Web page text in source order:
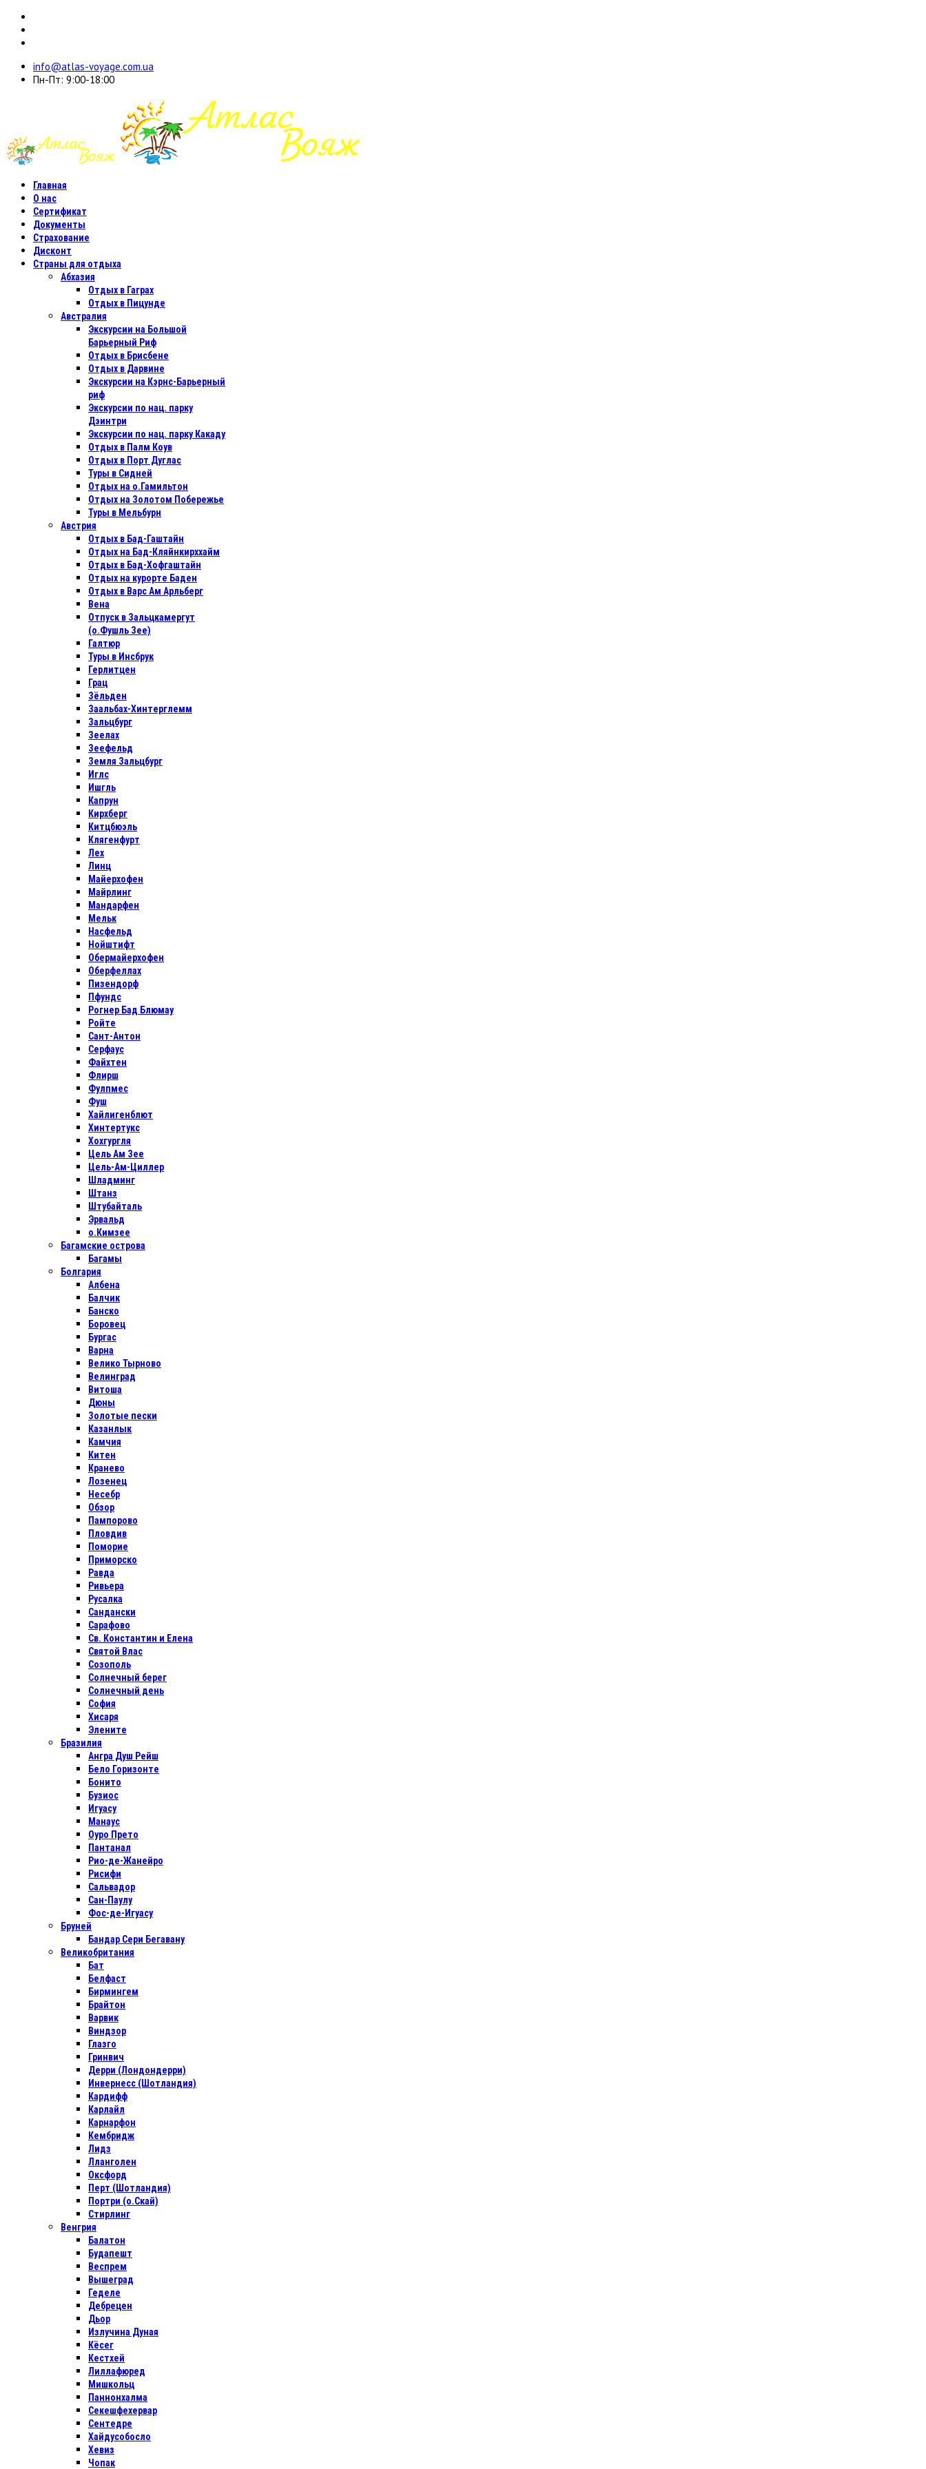
info@atlas-voyage.com.ua
Пн-Пт: 9:00-18:00
Главная
О нас
Сертификат
Документы
Страхование
Дисконт
Страны для отдыха
Абхазия
Отдых в Гаграх
Отдых в Пицунде
Австралия
Экскурсии на Большой
Барьерный Риф
Отдых в Бриcбене
Отдых в Дарвине
Экскурсии на Кэрнс-Барьерный
риф
Экскурсии по нац. парку
Дэинтри
Экскурсии по нац. парку Какаду
Отдых в Палм Коув
Отдых в Порт Дуглас
Туры в Сидней
Отдых на о.Гамильтон
Отдых на Золотом Побережье
Туры в Мельбурн
Австрия
Отдых в Бад-Гаштайн
Отдых на Бад-Кляйнкирххайм
Отдых в Бад-Хофгаштайн
Отдых на курорте Баден
Отдых в Варс Ам Арльберг
Вена
Отпуск в Зальцкамергут
(о.Фушль Зее)
Галтюр
Туры в Инсбрук
Герлитцен
Грац
Зёльден
Заальбах-Хинтерглемм
Зальцбург
Зеелах
Зеефельд
Земля Зальцбург
Иглс
Ишгль
Капрун
Кирхберг
Китцбюэль
Клягенфурт
Лех
Линц
Майерхофен
Майрлинг
Мандарфен
Мельк
Насфельд
Нойштифт
Обермайерхофен
Оберфеллах
Пизендорф
Пфундс
Рогнер Бад Блюмау
Ройте
Сант-Антон
Серфаус
Файхтен
Флирш
Фулпмес
Фуш
Хайлигенблют
Хинтертукс
Хохгургля
Цель Ам Зее
Цель-Ам-Циллер
Шладминг
Штанз
Штубайталь
Эрвальд
о.Кимзее
Багамские острова
Багамы
Болгария
Албена
Балчик
Банско
Боровец
Бургас
Варна
Велико Тырново
Велинград
Витоша
Дюны
Золотые пески
Казанлык
Камчия
Китен
Кранево
Лозенец
Несебр
Обзор
Пампорово
Пловдив
Поморие
Приморско
Равда
Ривьера
Русалка
Сандански
Сарафово
Св. Константин и Елена
Святой Влас
Созополь
Солнечный берег
Солнечный день
София
Хисаря
Элените
Бразилия
Ангра Душ Рейш
Бело Горизонте
Бонито
Бузиос
Игуасу
Манаус
Оуро Прето
Пантанал
Рио-де-Жанейро
Рисифи
Сальвадор
Сан-Паулу
Фос-де-Игуасу
Бруней
Бандар Сери Бегавану
Великобритания
Бат
Белфаст
Бирмингем
Брайтон
Варвик
Виндзор
Глазго
Гринвич
Дерри (Лондондерри)
Инвернесс (Шотландия)
Кардифф
Карлайл
Карнарфон
Кембридж
Лидз
Лланголен
Оксфорд
Перт (Шотландия)
Портри (о.Скай)
Стирлинг
Венгрия
Балатон
Будапешт
Веспрем
Вышеград
Геделе
Дебрецен
Дьор
Излучина Дуная
Кёсег
Кестхей
Лиллафюред
Мишкольц
Паннонхалма
Секешфехервар
Сентедре
Хайдусобосло
Хевиз
Чопак